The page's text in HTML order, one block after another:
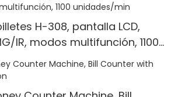
H-308, pantalla LCD,
IR, modos multifunción, 1100